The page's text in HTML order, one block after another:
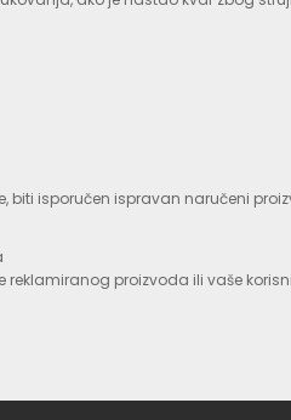
biti isporučen ispravan naručeni
proizvoda ili vaše